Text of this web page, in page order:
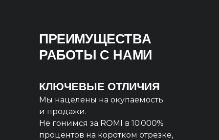
ПРЕИМУЩЕСТВА
РАБОТЫ С НАМИ
КЛЮЧЕВЫЕ ОТЛИЧИЯ
Мы нацелены на окупаемость
и продажи.
Не гонимся за ROMI в 10 000%
процентов на коротком отрезке,